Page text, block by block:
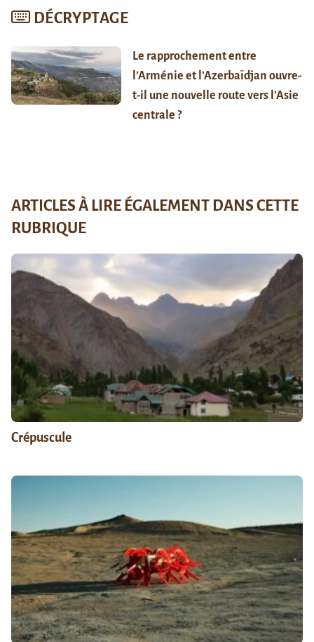
DÉCRYPTAGE
Le rapprochement entre
l’Arménie et l’Azerbaïdjan ouvre-
t-il une nouvelle route vers l’Asie
centrale ?
ARTICLES À LIRE ÉGALEMENT DANS CETTE
RUBRIQUE
Crépuscule